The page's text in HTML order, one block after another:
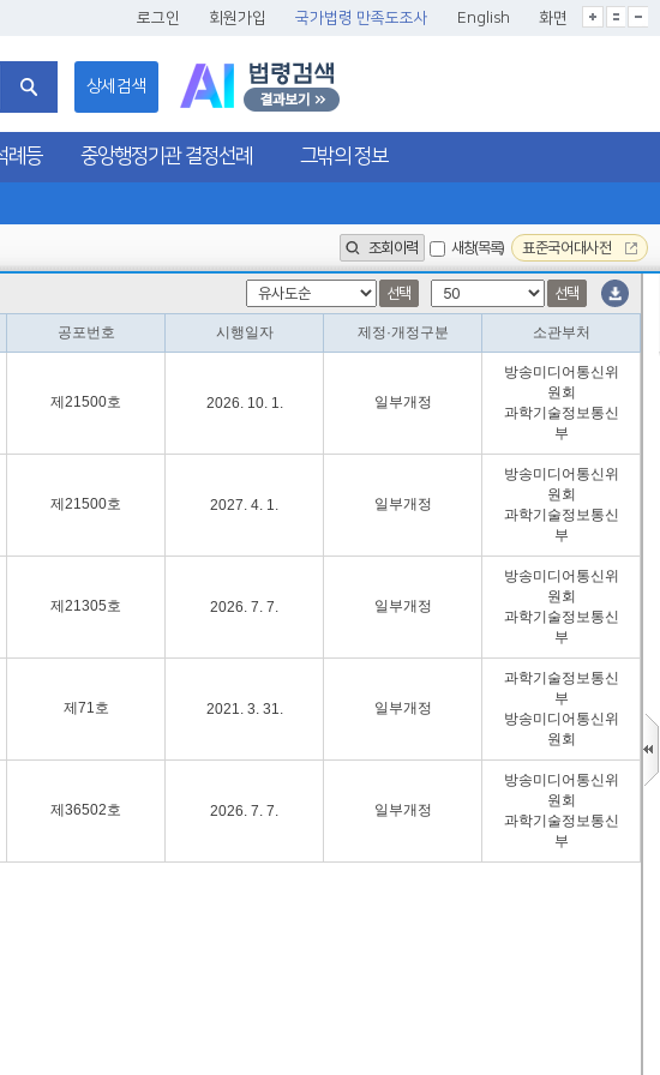
로그인 회원가입 국가법령 만족도조사 English 화면
글씨크기확대
글씨크기확대초기화
글씨크기축소
상세검색
례등 중앙행정기관 결정선례 그밖의 정보
조회이력 새창(목록) 표준국어대사전
선택 선택
공포번호 시행일자 제정·개정구분 소관부처
제21500호 2026. 10. 1. 일부개정
방송미디어통신위
원회
과학기술정보통신
부
제21500호 2027. 4. 1. 일부개정
방송미디어통신위
원회
과학기술정보통신
부
제21305호 2026. 7. 7. 일부개정
방송미디어통신위
원회
과학기술정보통신
부
제71호 2021. 3. 31. 일부개정
과학기술정보통신
부
방송미디어통신위
원회
제36502호 2026. 7. 7. 일부개정
방송미디어통신위
원회
과학기술정보통신
부